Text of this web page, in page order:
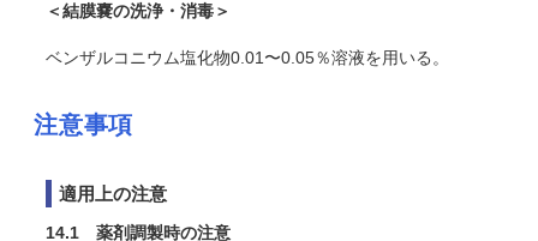
＜結膜嚢の洗浄・消毒＞
ベンザルコニウム塩化物0.01〜0.05％溶液を用いる。
注意事項
適用上の注意
14.1 薬剤調製時の注意